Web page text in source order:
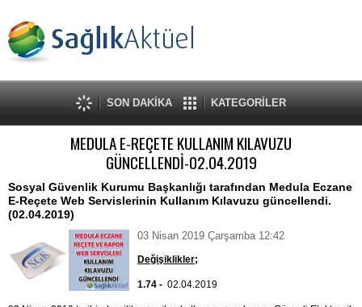
SON DAKİKA KATEGORİLER
MEDULA E-REÇETE KULLANIM KILAVUZU
GÜNCELLENDİ-02.04.2019
Sosyal Güvenlik Kurumu Başkanlığı tarafından Medula Eczane
E-Reçete Web Servislerinin Kullanım Kılavuzu güncellendi.
(02.04.2019)
03 Nisan 2019 Çarşamba 12:42
Değişiklikler;
1.74 - 02.04.2019